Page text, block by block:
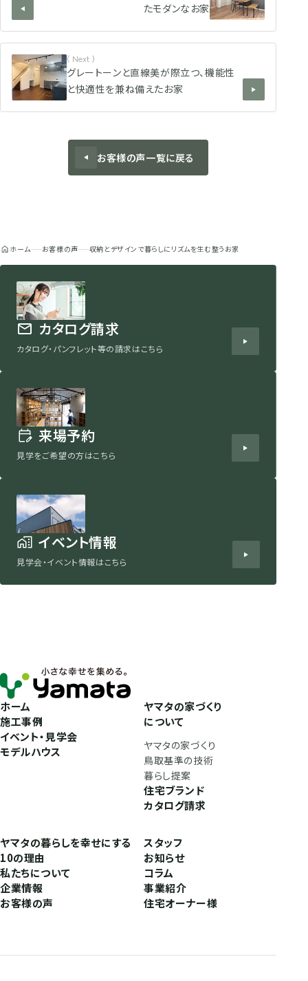
たモダンなお家
( Next )
グレートーンと直線美が際立つ、機能性
と快適性を兼ね備えたお家
お客様の声一覧に戻る
ホーム お客様の声 収納とデザインで暮らしにリズムを生む整うお家
カタログ請求
カタログ・パンフレット等の請求はこちら
来場予約
見学をご希望の方はこちら
イベント情報
見学会・イベント情報はこちら
ホーム
施工事例
イベント・見学会
モデルハウス
ヤマタの家づくり
について
ヤマタの家づくり
鳥取基準の技術
暮らし提案
住宅ブランド
カタログ請求
ヤマタの暮らしを幸せにする
10の理由
私たちについて
企業情報
お客様の声
スタッフ
お知らせ
コラム
事業紹介
住宅オーナー様